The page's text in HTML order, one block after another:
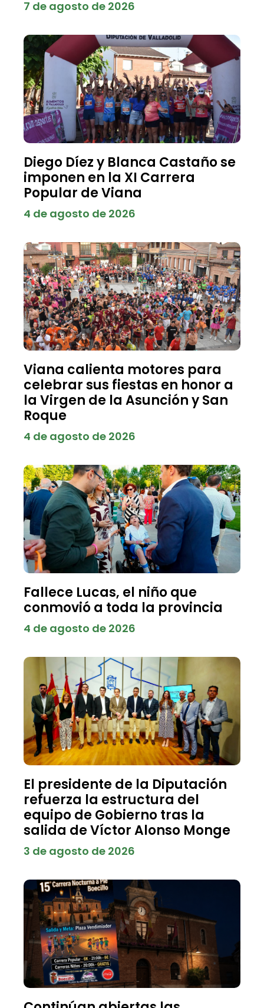
7 de agosto de 2026
Diego Díez y Blanca Castaño se
imponen en la XI Carrera
Popular de Viana
4 de agosto de 2026
Viana calienta motores para
celebrar sus fiestas en honor a
la Virgen de la Asunción y San
Roque
4 de agosto de 2026
Fallece Lucas, el niño que
conmovió a toda la provincia
4 de agosto de 2026
El presidente de la Diputación
refuerza la estructura del
equipo de Gobierno tras la
salida de Víctor Alonso Monge
3 de agosto de 2026